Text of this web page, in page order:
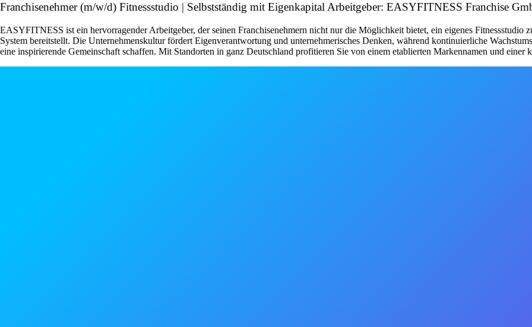
Franchisenehmer (m/w/d) Fitnessstudio | Selbstständig mit Eigenkapital Arbeitgeber: EASYFITNESS Franchise
EASYFITNESS ist ein hervorragender Arbeitgeber, der seinen Franchisenehmern nicht nur die Möglichkeit bietet, ein eigenes Fitnessstudio
System bereitstellt. Die Unternehmenskultur fördert Eigenverantwortung und unternehmerisches Denken, während kontinuierliche
eine inspirierende Gemeinschaft schaffen. Mit Standorten in ganz Deutschland profitieren Sie von einem etablierten Markennamen und